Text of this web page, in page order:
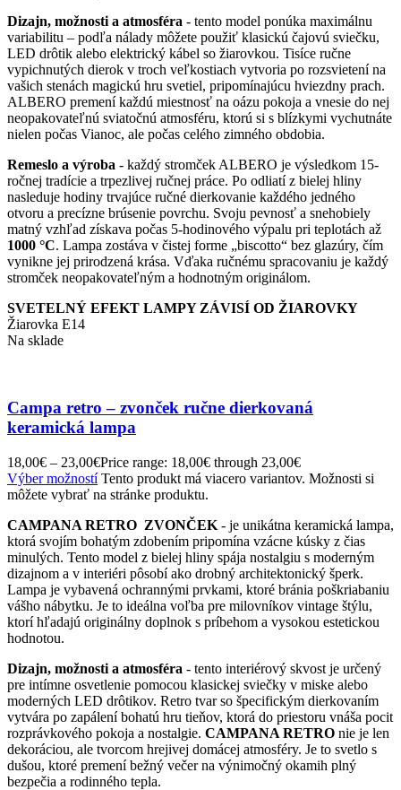
Dizajn, možnosti a atmosféra - tento model ponúka maximálnu
variabilitu – podľa nálady môžete použiť klasickú čajovú sviečku,
LED drôtik alebo elektrický kábel so žiarovkou. Tisíce ručne
vypichnutých dierok v troch veľkostiach vytvoria po rozsvietení na
vašich stenách magickú hru svetiel, pripomínajúcu hviezdny prach.
ALBERO premení každú miestnosť na oázu pokoja a vnesie do nej
neopakovateľnú sviatočnú atmosféru, ktorú si s blízkymi vychutnáte
nielen počas Vianoc, ale počas celého zimného obdobia.
Remeslo a výroba - každý stromček ALBERO je výsledkom 15-
ročnej tradície a trpezlivej ručnej práce. Po odliatí z bielej hliny
nasleduje hodiny trvajúce ručné dierkovanie každého jedného
otvoru a precízne brúsenie povrchu. Svoju pevnosť a snehobiely
matný vzhľad získava počas 5-hodinového výpalu pri teplotách až
1000 °C. Lampa zostáva v čistej forme „biscotto“ bez glazúry, čím
vynikne jej prirodzená krása. Vďaka ručnému spracovaniu je každý
stromček neopakovateľným a hodnotným originálom.
SVETELNÝ EFEKT LAMPY ZÁVISÍ OD ŽIAROVKY
Žiarovka E14
Na sklade
Campa retro – zvonček ručne dierkovaná
keramická lampa
18,00€ – 23,00€Price range: 18,00€ through 23,00€
Výber možnostíTento produkt má viacero variantov. Možnosti si
môžete vybrať na stránke produktu.
CAMPANA RETRO ZVONČEK - je unikátna keramická lampa,
ktorá svojím bohatým zdobením pripomína vzácne kúsky z čias
minulých. Tento model z bielej hliny spája nostalgiu s moderným
dizajnom a v interiéri pôsobí ako drobný architektonický šperk.
Lampa je vybavená ochrannými prvkami, ktoré bránia poškriabaniu
vášho nábytku. Je to ideálna voľba pre milovníkov vintage štýlu,
ktorí hľadajú originálny doplnok s príbehom a vysokou estetickou
hodnotou.
Dizajn, možnosti a atmosféra - tento interiérový skvost je určený
pre intímne osvetlenie pomocou klasickej sviečky v miske alebo
moderných LED drôtikov. Retro tvar so špecifickým dierkovaním
vytvára po zapálení bohatú hru tieňov, ktorá do priestoru vnáša pocit
rozprávkového pokoja a nostalgie. CAMPANA RETRO nie je len
dekoráciou, ale tvorcom hrejivej domácej atmosféry. Je to svetlo s
dušou, ktoré premení bežný večer na výnimočný okamih plný
bezpečia a rodinného tepla.